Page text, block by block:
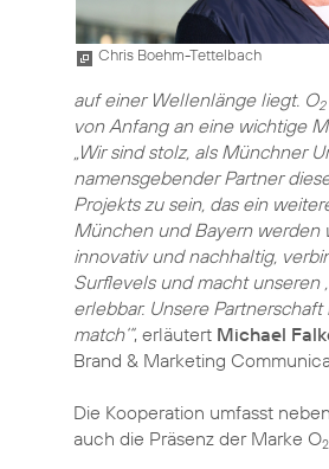
Chris Boehm-Tettelbach
auf einer Wellenlänge liegt. O2
von Anfang an eine wichtige
„Wir sind stolz, als Münchner
namensgebender Partner
Projekts zu sein, das ein
München und Bayern werden
innovativ und nachhaltig,
Surflevels und macht unseren
erlebbar. Unsere Partnerschaft
match‘“, erläutert Michael
Brand & Marketing
Die Kooperation umfasst
auch die Präsenz der Marke O2